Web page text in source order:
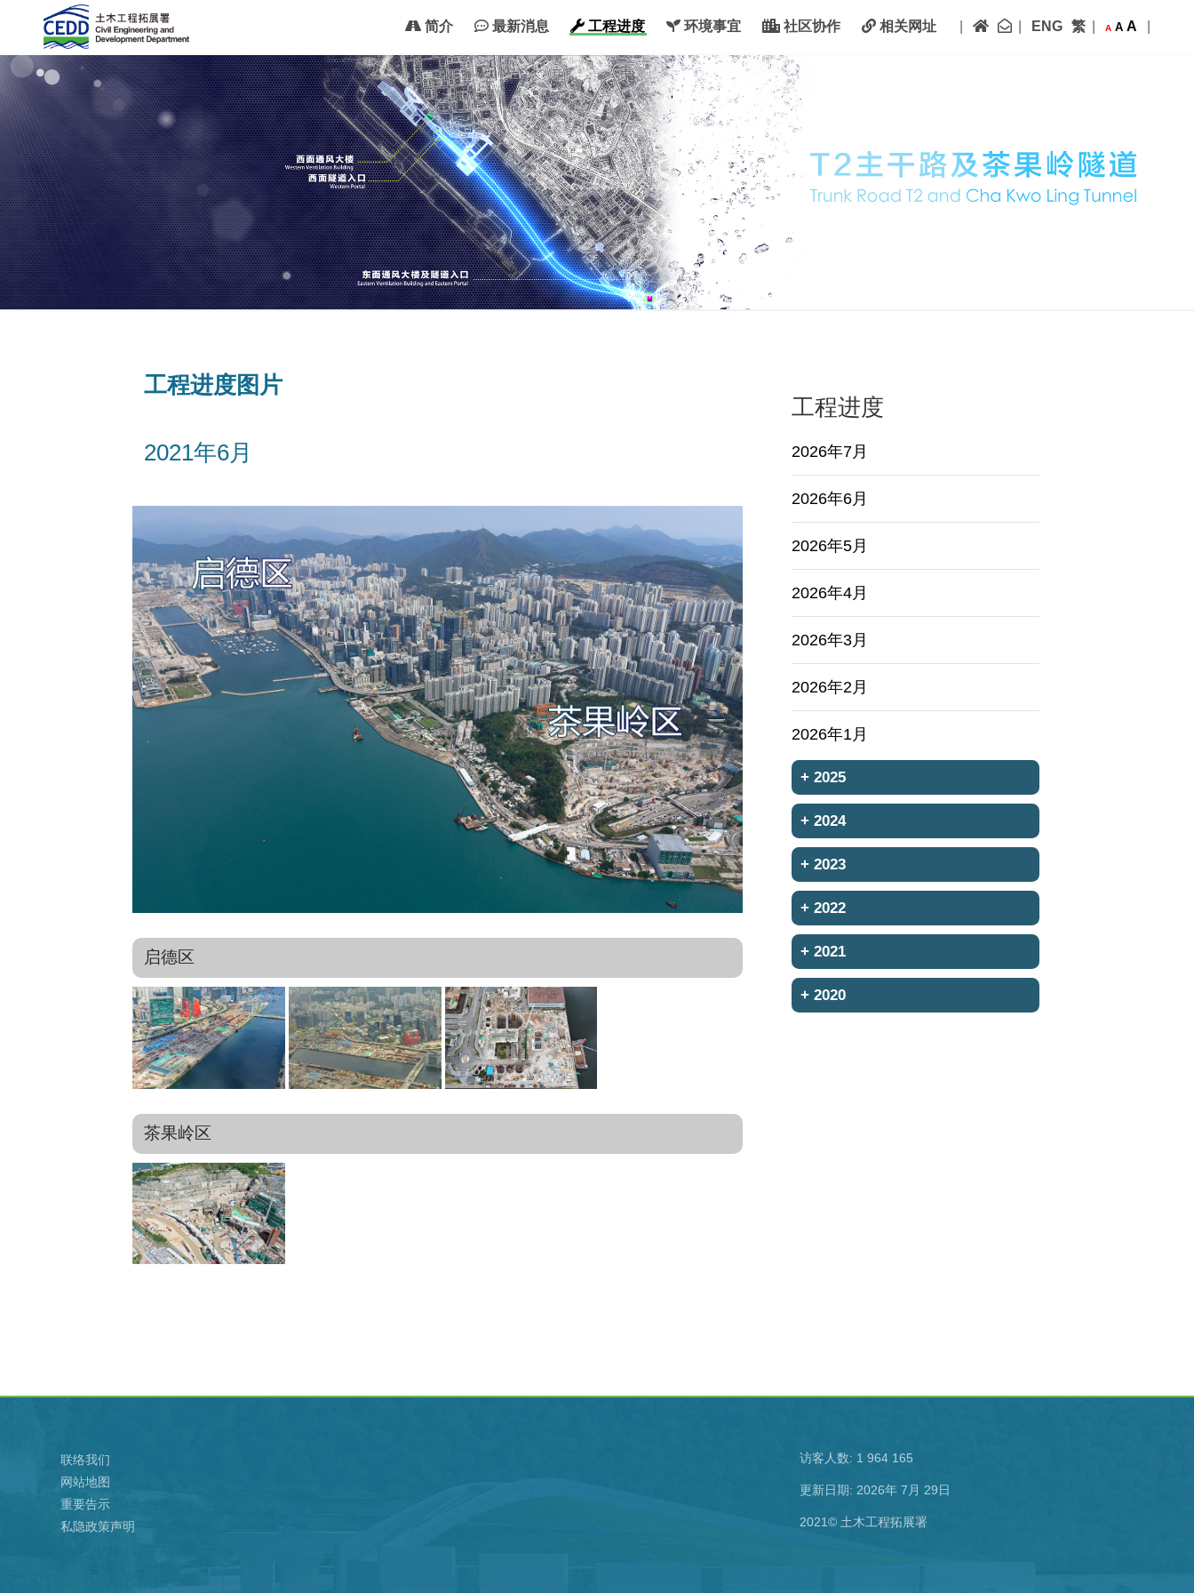
简介 最新消息 工程进度 环境事宜 社区协作 相关网址 主页联络我们
ENG 繁 A A A
工程进度图片
2021年6月
启德区
茶果岭区
工程进度
2026年7月
2026年6月
2026年5月
2026年4月
2026年3月
2026年2月
2026年1月
+ 2025
+ 2024
+ 2023
+ 2022
+ 2021
+ 2020
联络我们
网站地图
重要告示
私隐政策声明
访客人数: 1 964 165
更新日期: 2026年 7月 29日
2021© 土木工程拓展署